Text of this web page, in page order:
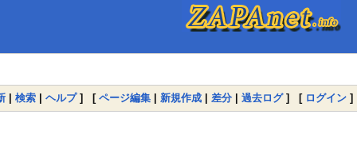
| 検索 | ヘルプ] [ ページ編集 | 新規作成 | 差分 | 過去ログ] [ ログイン ]